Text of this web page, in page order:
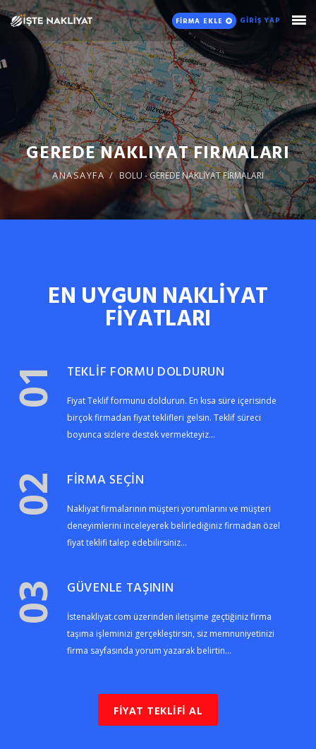
FİRMA EKLE GİRİŞ YAP
GEREDE NAKLIYAT FIRMALARI
ANASAYFA BOLU - GEREDE NAKLİYAT FİRMALARI
EN UYGUN NAKLİYAT
FİYATLARI
01 TEKLİF FORMU DOLDURUN
Fiyat Teklif formunu doldurun. En kısa süre içerisinde
birçok firmadan fiyat teklifleri gelsin. Teklif süreci
boyunca sizlere destek vermekteyiz...
02 FİRMA SEÇİN
Nakliyat firmalarının müşteri yorumlarını ve müşteri
deneyimlerini inceleyerek belirlediğiniz firmadan özel
fiyat teklifi talep edebilirsiniz...
03 GÜVENLE TAŞININ
İstenakliyat.com üzerinden iletişime geçtiğiniz firma
taşıma işleminizi gerçekleştirsin, siz memnuniyetinizi
firma sayfasında yorum yazarak belirtin...
FİYAT TEKLİFİ AL